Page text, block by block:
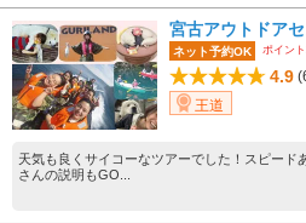
宮古アウトドア
ネット予約OK ポイン
4.9
王道
天気も良くサイコーなツアーでした！スピード
さんの説明もGO...